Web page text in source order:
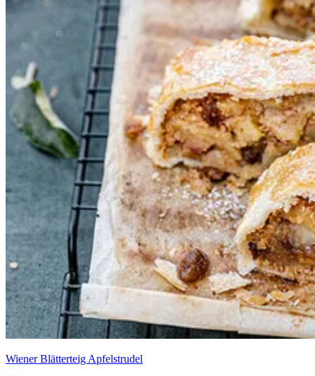
Wiener Blätterteig Apfelstrudel